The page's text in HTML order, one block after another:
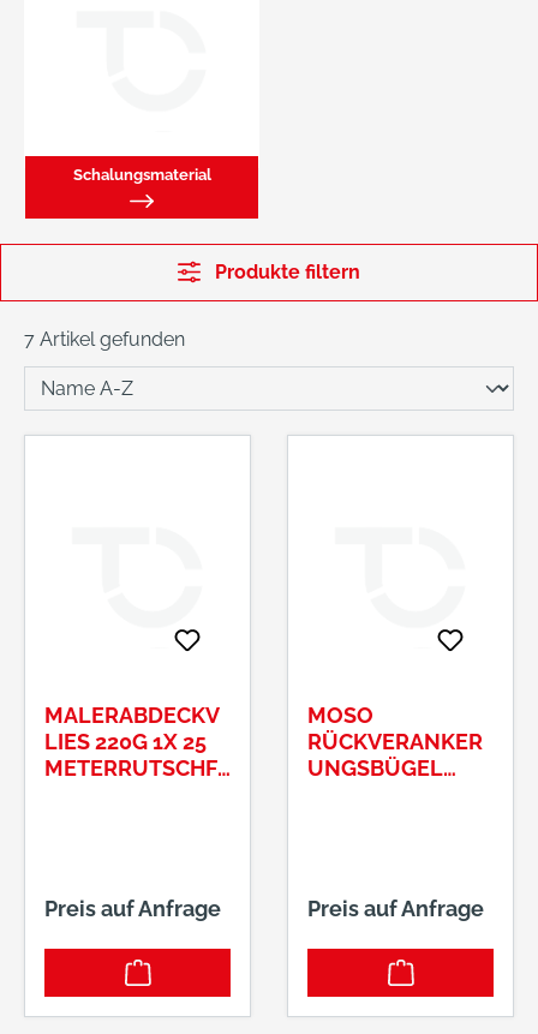
Schalungsmaterial
Produkte filtern
7 Artikel gefunden
MALERABDECKV
LIES 220G 1X 25
METERRUTSCHFE
Preis auf Anfrage
MOSO
RÜCKVERANKER
UNGSBÜGEL
Preis auf Anfrage